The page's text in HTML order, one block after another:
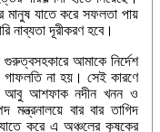
মানুষ যাতে করে সফলতা পায়
নাব্যতা দূরীকরণ হবে।
গুরুত্বসহকারে আমাকে নির্দেশ
গাফলতি না হয়। সেই কারণে
আবু আশফাক নদীন খনন ও
মন্ত্রনালয়ে বার বার তাগিদ
করে এ অঞ্চলের কৃষকের